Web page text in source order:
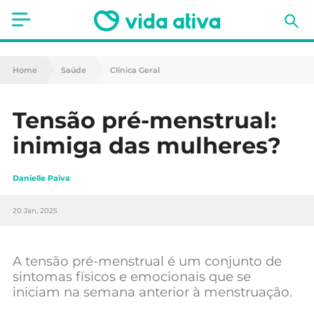
Saúde
Nutrição
Receitas
Animais de Estimação
Home Saúde Clínica Geral
Tensão pré-menstrual:
inimiga das mulheres?
Danielle Paiva
20 Jan, 2025
A tensão pré-menstrual é um conjunto de
sintomas físicos e emocionais que se
iniciam na semana anterior à menstruação.